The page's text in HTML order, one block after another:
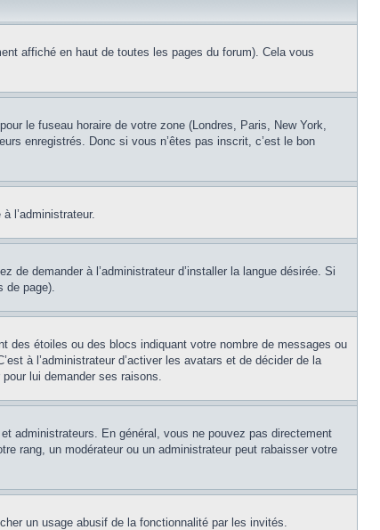
affiché en haut de toutes les pages du forum). Cela vous
le fuseau horaire de votre zone (Londres, Paris, New York,
enregistrés. Donc si vous n’êtes pas inscrit, c’est le bon
l’administrateur.
de demander à l’administrateur d’installer la langue désirée. Si
de page).
des étoiles ou des blocs indiquant votre nombre de messages ou
à l’administrateur d’activer les avatars et de décider de la
lui demander ses raisons.
administrateurs. En général, vous ne pouvez pas directement
rang, un modérateur ou un administrateur peut rabaisser votre
un usage abusif de la fonctionnalité par les invités.